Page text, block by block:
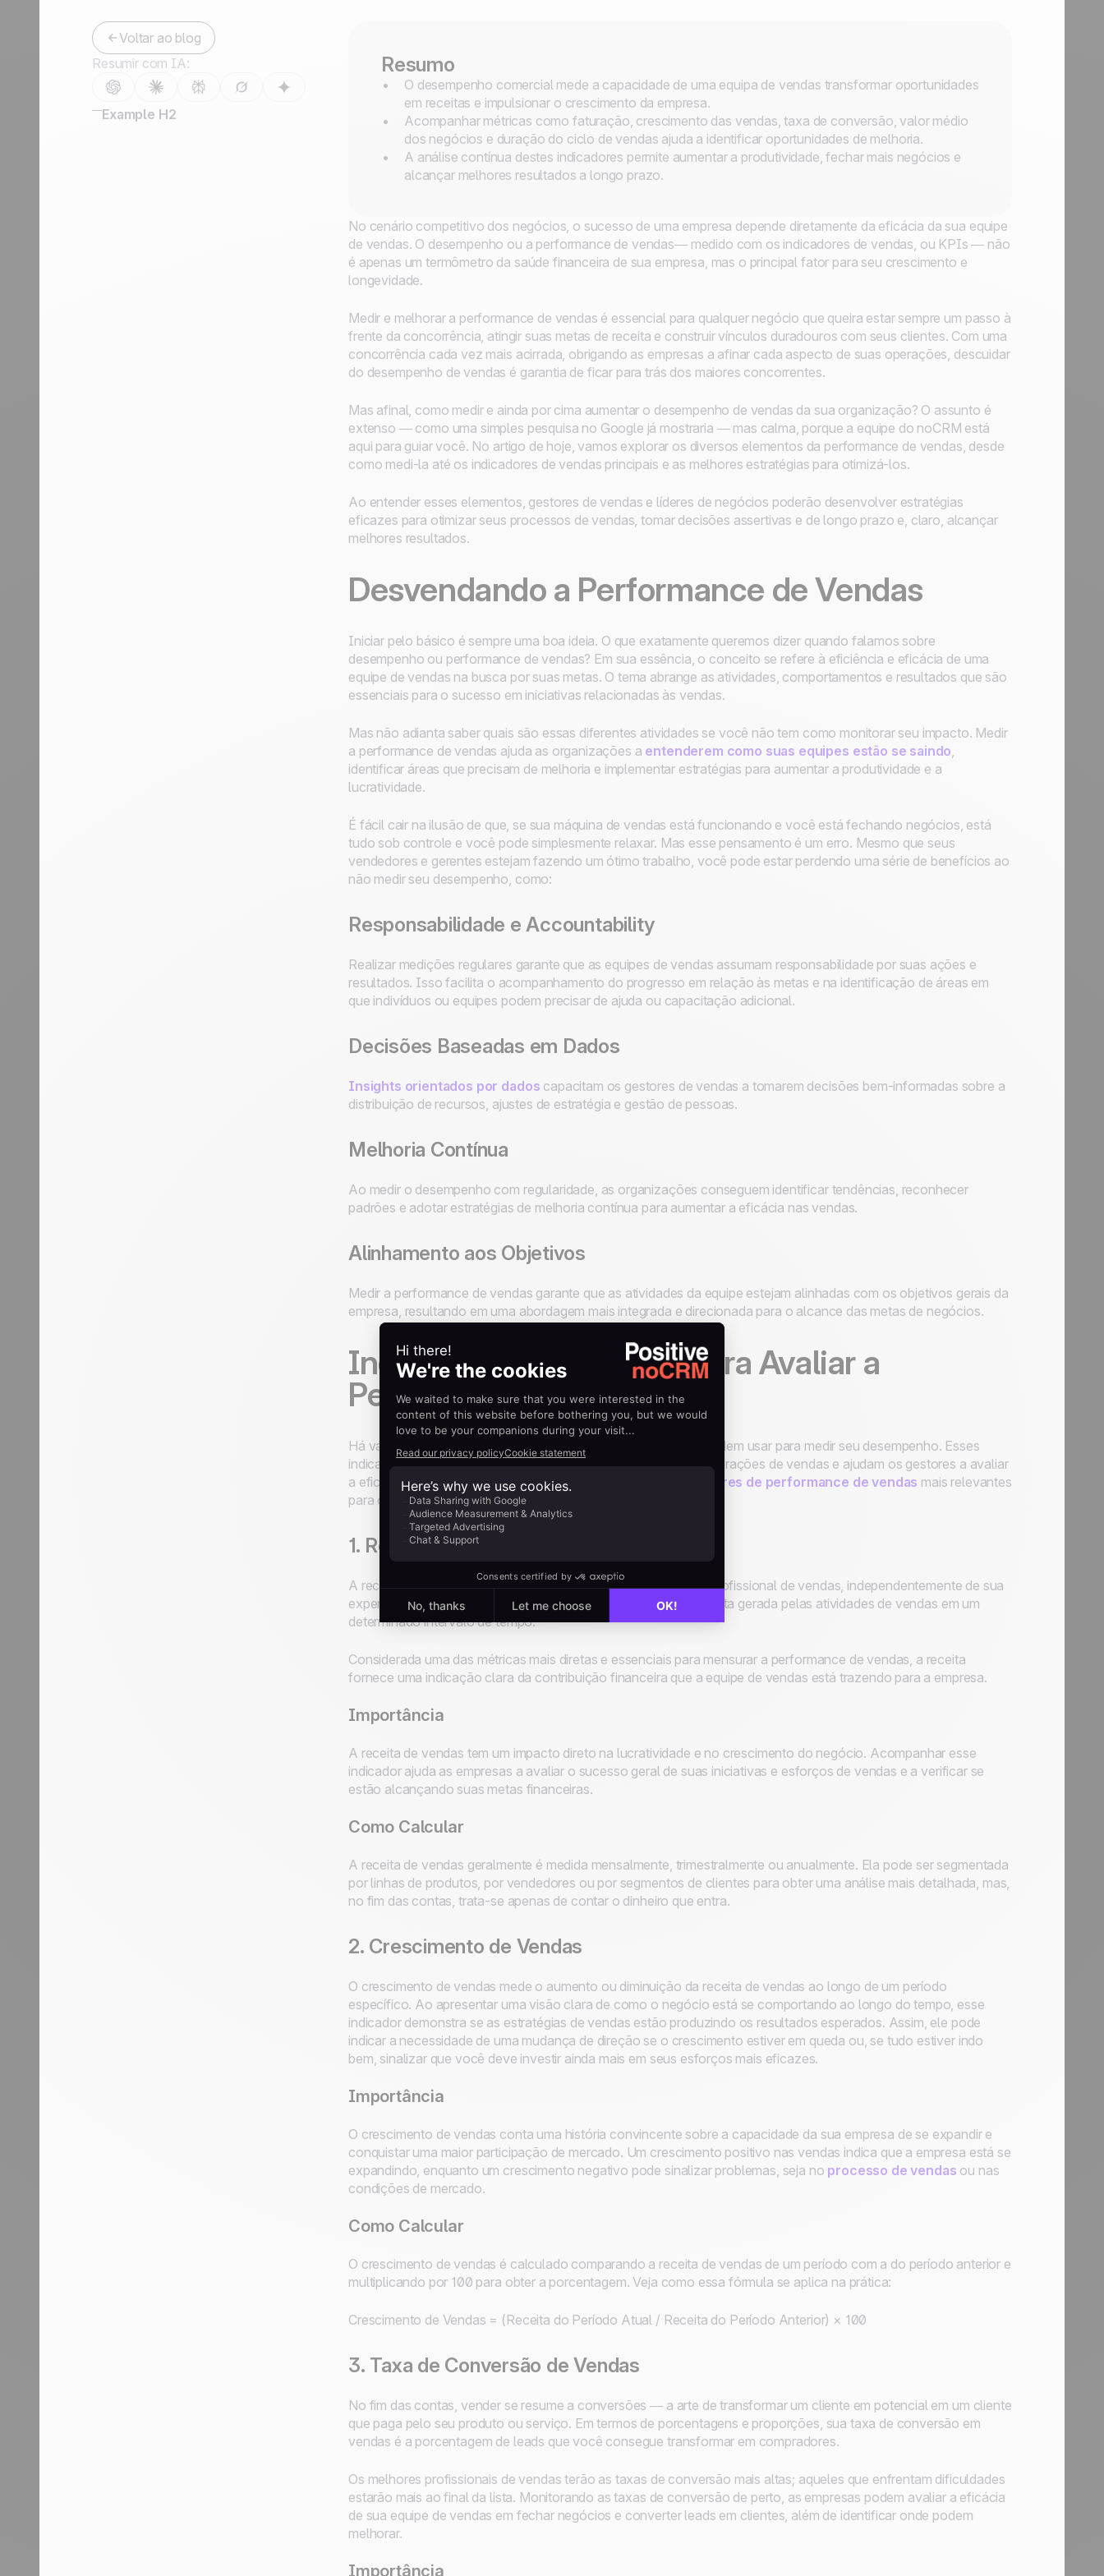
Tornar-se parceiro
Voltar ao blog
Resumir com IA:
Example H2
Resumo
O desempenho comercial mede a capacidade de uma equipa de vendas transformar oportunidades
em receitas e impulsionar o crescimento da empresa.
Acompanhar métricas como faturação, crescimento das vendas, taxa de conversão, valor médio
dos negócios e duração do ciclo de vendas ajuda a identificar oportunidades de melhoria.
A análise contínua destes indicadores permite aumentar a produtividade, fechar mais negócios e
alcançar melhores resultados a longo prazo.
No cenário competitivo dos negócios, o sucesso de uma empresa depende diretamente da eficácia da sua equipe
de vendas. O desempenho ou a performance de vendas— medido com os indicadores de vendas, ou KPIs — não
é apenas um termômetro da saúde financeira de sua empresa, mas o principal fator para seu crescimento e
longevidade.
Medir e melhorar a performance de vendas é essencial para qualquer negócio que queira estar sempre um passo à
frente da concorrência, atingir suas metas de receita e construir vínculos duradouros com seus clientes. Com uma
concorrência cada vez mais acirrada, obrigando as empresas a afinar cada aspecto de suas operações, descuidar
do desempenho de vendas é garantia de ficar para trás dos maiores concorrentes.
Mas afinal, como medir e ainda por cima aumentar o desempenho de vendas da sua organização? O assunto é
extenso — como uma simples pesquisa no Google já mostraria — mas calma, porque a equipe do noCRM está
aqui para guiar você. No artigo de hoje, vamos explorar os diversos elementos da performance de vendas, desde
como medi-la até os indicadores de vendas principais e as melhores estratégias para otimizá-los.
Ao entender esses elementos, gestores de vendas e líderes de negócios poderão desenvolver estratégias
eficazes para otimizar seus processos de vendas, tomar decisões assertivas e de longo prazo e, claro, alcançar
melhores resultados.
Desvendando a Performance de Vendas
Iniciar pelo básico é sempre uma boa ideia. O que exatamente queremos dizer quando falamos sobre
desempenho ou performance de vendas? Em sua essência, o conceito se refere à eficiência e eficácia de uma
equipe de vendas na busca por suas metas. O tema abrange as atividades, comportamentos e resultados que são
essenciais para o sucesso em iniciativas relacionadas às vendas.
Mas não adianta saber quais são essas diferentes atividades se você não tem como monitorar seu impacto. Medir
a performance de vendas ajuda as organizações a entenderem como suas equipes estão se saindo,
identificar áreas que precisam de melhoria e implementar estratégias para aumentar a produtividade e a
lucratividade.
É fácil cair na ilusão de que, se sua máquina de vendas está funcionando e você está fechando negócios, está
tudo sob controle e você pode simplesmente relaxar. Mas esse pensamento é um erro. Mesmo que seus
vendedores e gerentes estejam fazendo um ótimo trabalho, você pode estar perdendo uma série de benefícios ao
não medir seu desempenho, como:
Responsabilidade e Accountability
Realizar medições regulares garante que as equipes de vendas assumam responsabilidade por suas ações e
resultados. Isso facilita o acompanhamento do progresso em relação às metas e na identificação de áreas em
que indivíduos ou equipes podem precisar de ajuda ou capacitação adicional.
Decisões Baseadas em Dados
Insights orientados por dados capacitam os gestores de vendas a tomarem decisões bem-informadas sobre a
distribuição de recursos, ajustes de estratégia e gestão de pessoas.
Melhoria Contínua
Ao medir o desempenho com regularidade, as organizações conseguem identificar tendências, reconhecer
padrões e adotar estratégias de melhoria contínua para aumentar a eficácia nas vendas.
Alinhamento aos Objetivos
Medir a performance de vendas garante que as atividades da equipe estejam alinhadas com os objetivos gerais da
empresa, resultando em uma abordagem mais integrada e direcionada para o alcance das metas de negócios.
Indicadores Essenciais para Avaliar a
Performance de Vendas
Há várias métricas e indicadores de vendas que as empresas podem usar para medir seu desempenho. Esses
indicadores fornecem insights sobre diferentes aspectos das operações de vendas e ajudam os gestores a avaliar
a eficácia de suas equipes. Confira a seguir alguns dos
indicadores de performance de vendas mais relevantes
para observar ao examinar seu processo de vendas:
1. Receita de Vendas
A receita é um conceito que, sem dúvida, é familiar a qualquer profissional de vendas, independentemente de sua
experiência. A receita de vendas é definida como o total de receita gerada pelas atividades de vendas em um
determinado intervalo de tempo.
Considerada uma das métricas mais diretas e essenciais para mensurar a performance de vendas, a receita
fornece uma indicação clara da contribuição financeira que a equipe de vendas está trazendo para a empresa.
Importância
A receita de vendas tem um impacto direto na lucratividade e no crescimento do negócio. Acompanhar esse
indicador ajuda as empresas a avaliar o sucesso geral de suas iniciativas e esforços de vendas e a verificar se
estão alcançando suas metas financeiras.
Como Calcular
A receita de vendas geralmente é medida mensalmente, trimestralmente ou anualmente. Ela pode ser segmentada
por linhas de produtos, por vendedores ou por segmentos de clientes para obter uma análise mais detalhada, mas,
no fim das contas, trata-se apenas de contar o dinheiro que entra.
2. Crescimento de Vendas
O crescimento de vendas mede o aumento ou diminuição da receita de vendas ao longo de um período
específico. Ao apresentar uma visão clara de como o negócio está se comportando ao longo do tempo, esse
indicador demonstra se as estratégias de vendas estão produzindo os resultados esperados. Assim, ele pode
indicar a necessidade de uma mudança de direção se o crescimento estiver em queda ou, se tudo estiver indo
bem, sinalizar que você deve investir ainda mais em seus esforços mais eficazes.
Importância
O crescimento de vendas conta uma história convincente sobre a capacidade da sua empresa de se expandir e
conquistar uma maior participação de mercado. Um crescimento positivo nas vendas indica que a empresa está se
expandindo, enquanto um crescimento negativo pode sinalizar problemas, seja no processo de vendas ou nas
condições de mercado.
Como Calcular
O crescimento de vendas é calculado comparando a receita de vendas de um período com a do período anterior e
multiplicando por 100 para obter a porcentagem. Veja como essa fórmula se aplica na prática:
Crescimento de Vendas = (Receita do Período Atual / Receita do Período Anterior) × 100
3. Taxa de Conversão de Vendas
No fim das contas, vender se resume a conversões — a arte de transformar um cliente em potencial em um cliente
que paga pelo seu produto ou serviço. Em termos de porcentagens e proporções, sua taxa de conversão em
vendas é a porcentagem de leads que você consegue transformar em compradores.
Os melhores profissionais de vendas terão as taxas de conversão mais altas; aqueles que enfrentam dificuldades
estarão mais ao final da lista. Monitorando as taxas de conversão de perto, as empresas podem avaliar a eficácia
de sua equipe de vendas em fechar negócios e converter leads em clientes, além de identificar onde podem
melhorar.
Importância